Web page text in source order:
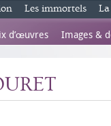
Les immortels
d’œuvres Images &